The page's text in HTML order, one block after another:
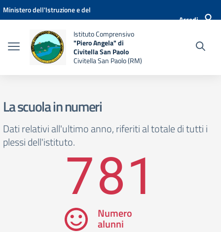
Vai ai contenuti
Vai al menu di navigazione
Vai al footer
Ministero dell'Istruzione e del
Accedi
Istituto Comprensivo
"Piero Angela" di
Civitella San Paolo
Civitella San Paolo (RM)
La scuola in numeri
Dati relativi all'ultimo anno, riferiti al totale di tutti i
plessi dell'istituto.781
Numero
alunni